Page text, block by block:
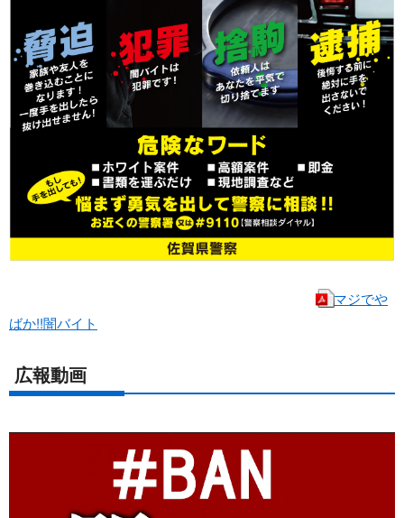
マジでや
ばか!!闇バイト
広報動画